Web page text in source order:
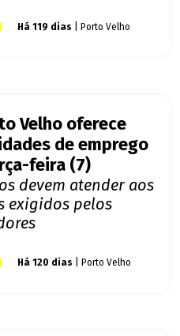
Há 119 dias | Porto Velho
Velho oferece
de emprego
feira (7)
devem atender aos
exigidos pelos
Há 120 dias | Porto Velho